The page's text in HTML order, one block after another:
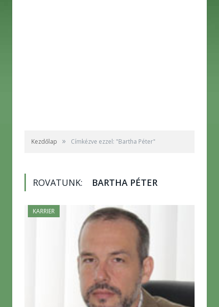
Kezdőlap » Címkézve ezzel: "Bartha Péter"
ROVATUNK: BARTHA PÉTER
KARRIER